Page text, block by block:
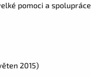
pomoci a spolupráce
2015)